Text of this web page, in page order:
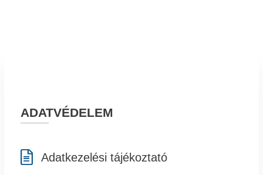
ADATVÉDELEM
 Adatkezelési tájékoztató